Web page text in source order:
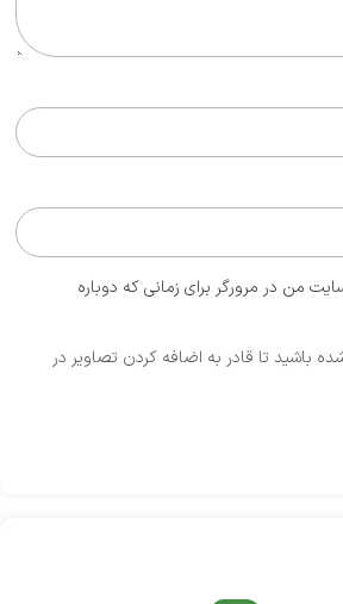
من در مرورگر برای زمانی که دوباره
باشید تا قادر به اضافه کردن تصاویر در